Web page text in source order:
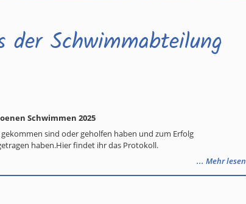
der Schwimmabteilung
Schwimmen 2025
gekommen sind oder geholfen haben und zum Erfolg
haben.Hier findet ihr das Protokoll.
... Mehr lesen